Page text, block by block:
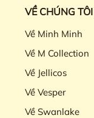
VỀ CHÚNG TÔI
Về Minh Minh
Về M Collection
Về Jellicos
Về Vesper
Về Swanlake